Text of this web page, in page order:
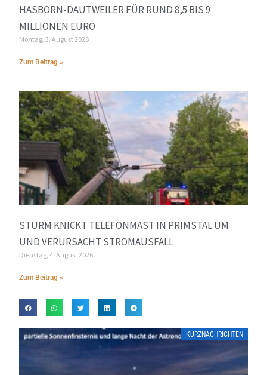
HASBORN-DAUTWEILER FÜR RUND 8,5 BIS 9
MILLIONEN EURO
Montag, 3. August 2026
Zum Beitrag »
STURM KNICKT TELEFONMAST IN PRIMSTAL UM
UND VERURSACHT STROMAUSFALL
Dienstag, 4. August 2026
Zum Beitrag »
KURZNACHRICHTEN